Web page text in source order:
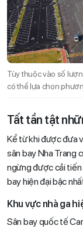
Tùy thuộc vào số
có thể lựa chọn
Tất tần tật
Kể từ khi được đưa
sân bay Nha Trang
ngừng được cải
bay hiện đại bậc
Khu vực nhà ga
Sân bay quốc tế